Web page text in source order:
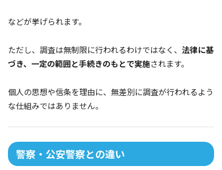
などが挙げられます。
ただし、調査は無制限に行われるわけではなく、 法律に基
づき、一定の範囲と手続きのもとで実施されます。
個人の思想や信条を理由に、無差別に調査が行われるよう
な仕組みではありません。
警察・公安警察との違い